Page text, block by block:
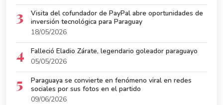
3
Visita del cofundador de PayPal abre oportunidades de
inversión tecnológica para Paraguay
18/05/2026
4
Falleció Eladio Zárate, legendario goleador paraguayo
05/05/2026
5
Paraguaya se convierte en fenómeno viral en redes
sociales por sus fotos en el partido
09/06/2026